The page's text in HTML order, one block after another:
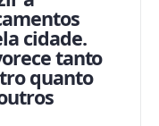
cidade.
tanto
quanto